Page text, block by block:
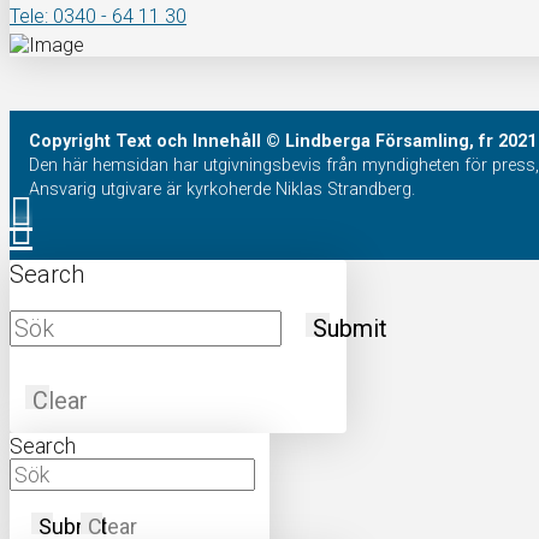
Tele: 0340 - 64 11 30
Copyright Text och Innehåll
© Lindberga Församling, fr 2021
Den här hemsidan har utgivningsbevis från myndigheten för
Ansvarig utgivare är kyrkoherde Niklas Strandberg.
Search
Submit
Clear
Search
SubmitClear